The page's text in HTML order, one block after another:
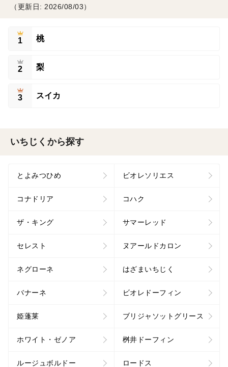
（更新日: 2026/08/03）
1 桃
2 梨
3 スイカ
いちじくから探す
とよみつひめ ビオレソリエス
コナドリア コハク
ザ・キング サマーレッド
セレスト ヌアールドカロン
ネグローネ はざまいちじく
バナーネ ビオレドーフィン
姫蓬莱 ブリジャソットグリース
ホワイト・ゼノア 桝井ドーフィン
ルージュボルドー ロードス